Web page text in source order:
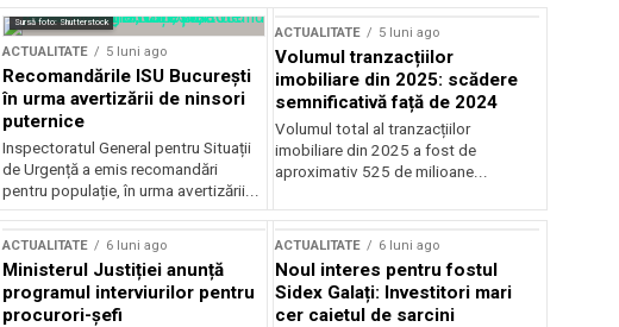
Sursă foto: Shutterstock
ACTUALITATE 5 luni ago
Recomandările ISU București
în urma avertizării de ninsori
puternice
Inspectoratul General pentru Situații
de Urgență a emis recomandări
pentru populație, în urma avertizării...
ACTUALITATE 5 luni ago
Volumul tranzacțiilor
imobiliare din 2025: scădere
semnificativă față de 2024
Volumul total al tranzacțiilor
imobiliare din 2025 a fost de
aproximativ 525 de milioane...
ACTUALITATE 6 luni ago
Ministerul Justiției anunță
programul interviurilor pentru
procurori-șefi
ACTUALITATE 6 luni ago
Noul interes pentru fostul
Sidex Galați: Investitori mari
cer caietul de sarcini